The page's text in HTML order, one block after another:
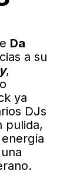
Da
a su
,
ya
DJs
pulida,